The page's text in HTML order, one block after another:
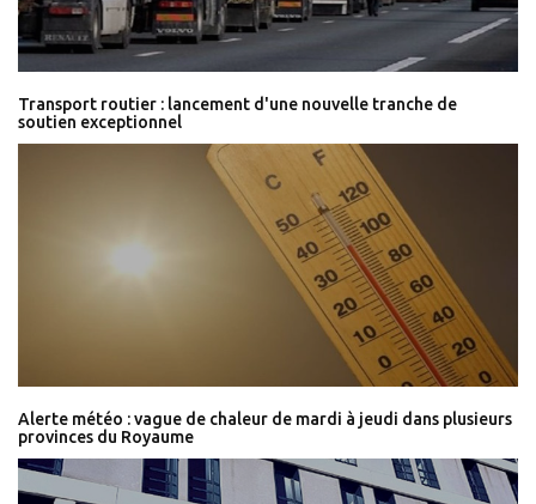
Transport routier : lancement d'une nouvelle tranche de
soutien exceptionnel
Alerte météo : vague de chaleur de mardi à jeudi dans plusieurs
provinces du Royaume